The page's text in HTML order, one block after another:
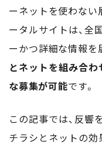
ーネットを使わない
ータルサイトは、全
ーかつ詳細な情報を
とネットを組み合
な募集が可能です。
この記事では、反響
チラシとネットの効